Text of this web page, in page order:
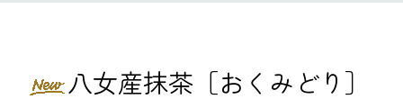
八女産抹茶［おくみどり］